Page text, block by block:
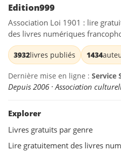
Edition999
Association Loi 1901 : lire
des livres numériques
3932livres publiés 1434
Dernière mise en ligne : Service
Depuis 2006 · Association
Explorer
Livres gratuits par genre
Lire gratuitement des livres